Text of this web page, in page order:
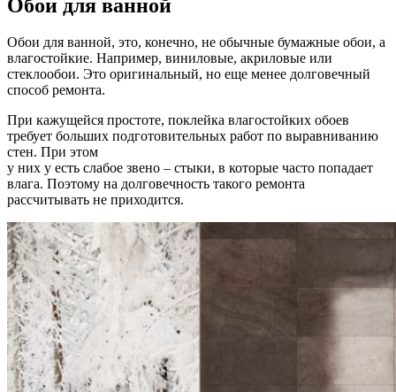
Обои для ванной
Обои для ванной, это, конечно, не обычные бумажные обои, а
влагостойкие. Например, виниловые, акриловые или
стеклообои. Это оригинальный, но еще менее долговечный
способ ремонта.
При кажущейся простоте, поклейка влагостойких обоев
требует больших подготовительных работ по выравниванию
стен. При этом
у них у есть слабое звено – стыки, в которые часто попадает
влага. Поэтому на долговечность такого ремонта
рассчитывать не приходится.